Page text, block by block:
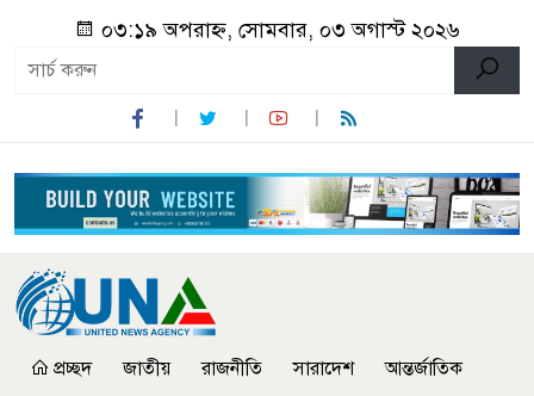
০৩:১৯ অপরাহ্ন, সোমবার, ০৩ অগাস্ট ২০২৬
প্রচ্ছদ জাতীয় রাজনীতি সারাদেশ আন্তর্জাতিক